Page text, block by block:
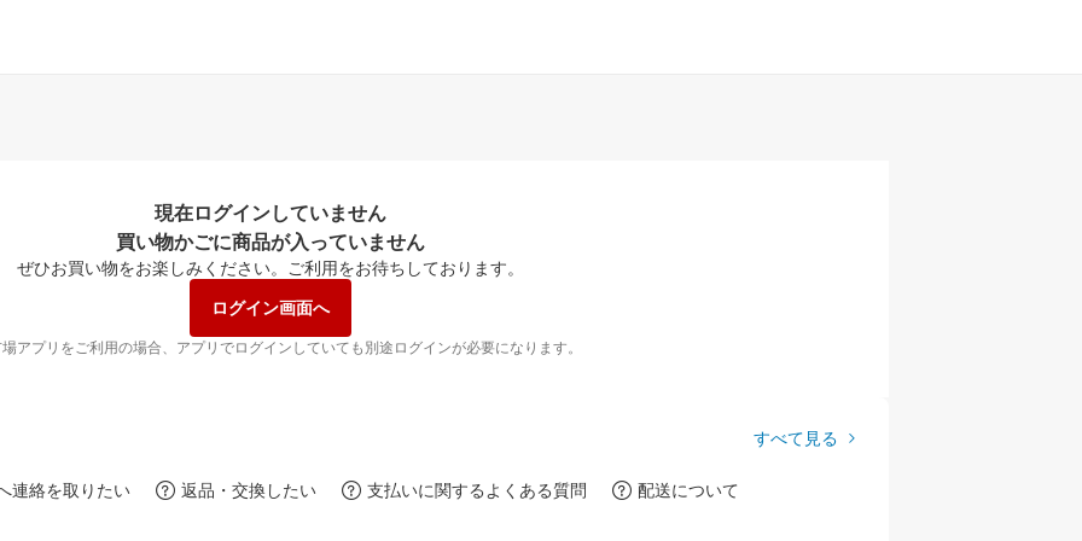
現在ログインしていません
買い物かごに商品が入っていません
ぜひお買い物をお楽しみください。 ご利用をお待ちしております。
ログイン画面へ
アプリをご利用の場合、アプリでログインしていても別途ログインが必要になります。
すべて見る
連絡を取りたい 返品・交換したい 支払いに関するよくある質問 配送について